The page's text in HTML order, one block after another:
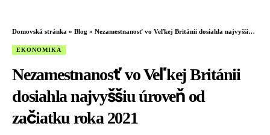
Domovská stránka » Blog » Nezamestnanosť vo Veľkej Británii dosiahla najvyššiu úroveň od začiatku roka 2021
EKONOMIKA
Nezamestnanosť vo Veľkej Británii
dosiahla najvyššiu úroveň od
začiatku roka 2021